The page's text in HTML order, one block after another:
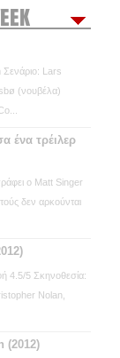
Lars
(νουβέλα)
ένα τρέιλερ
ο Matt Singer
δεν αρκούνται
4.5/5 Σκηνοθεσία:
Nolan,
(2012)